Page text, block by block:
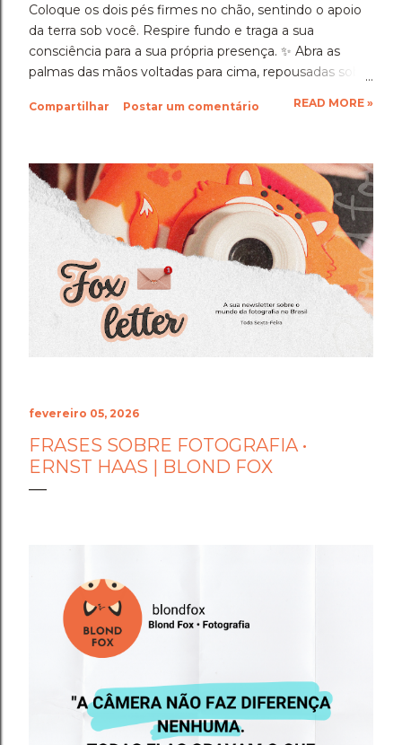
Coloque os dois pés firmes no chão, sentindo o apoio
da terra sob você. Respire fundo e traga a sua
consciência para a sua própria presença. ✨️ ​Abra as
palmas das mãos voltadas para cima, repousadas sobre
fechar os olhos. ​Veja a história gravada em cada linha
consciente que fez e de cada momento de cansaço
em que, mesmo assim, você escolheu continuar.
Ninguém viu a totalidade da sua dedicação, mas o
Deus testemunhou. ​Neste segundo dia, o Deus
Cornífero, o guardião da coragem, o protetor da vida e
o fogo da perseverança, coloca-se ao seu lado. Ele não
olha para as suas dúvidas passageiras nem para as
incertezas da sua mente. Ele olha para a sua estrutura,
para a sua resiliência e coloca um escudo de luz
dourada ao seu redor...
Compartilhar Postar um comentário READ MORE »
fevereiro 05, 2026
FRASES SOBRE FOTOGRAFIA •
ERNST HAAS | BLOND FOX